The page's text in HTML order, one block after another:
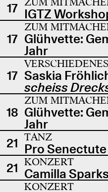
17 IGTZ
17
ZUM
Glühvette:
Jahr
17
VERSCHIEDENES
Saskia
scheiss
18
ZUM
Glühvette:
Jahr
21 TANZ
Pro
21 KONZERT
Camilla
KONZERT